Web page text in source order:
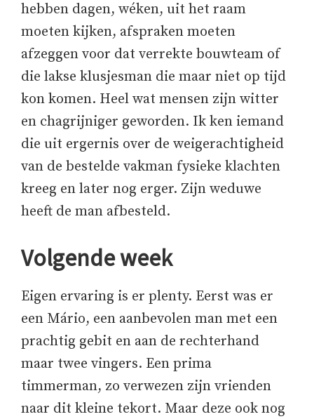
hebben dagen, wéken, uit het raam
moeten kijken, afspraken moeten
afzeggen voor dat verrekte bouwteam of
die lakse klusjesman die maar niet op tijd
kon komen. Heel wat mensen zijn witter
en chagrijniger geworden. Ik ken iemand
die uit ergernis over de weigerachtigheid
van de bestelde vakman fysieke klachten
kreeg en later nog erger. Zijn weduwe
heeft de man afbesteld.
Volgende week
Eigen ervaring is er plenty. Eerst was er
een Mário, een aanbevolen man met een
prachtig gebit en aan de rechterhand
maar twee vingers. Een prima
timmerman, zo verwezen zijn vrienden
naar dit kleine tekort. Maar deze ook nog